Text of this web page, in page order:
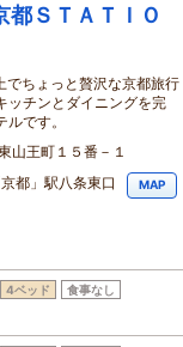
都ＳＴＡＴＩＯ
ちょっと贅沢な京都旅行
ッチンとダイニングを完
です。
山王町１５番－１
都」駅八条東口
MAP
4ベッド 食事なし